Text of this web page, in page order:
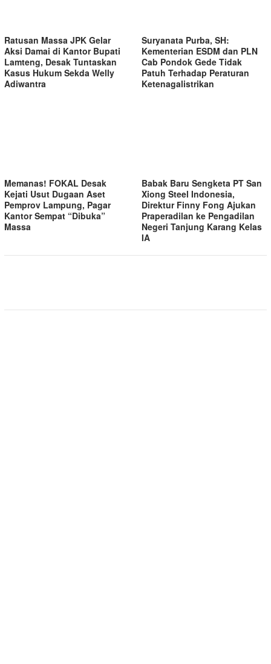
Ratusan Massa JPK Gelar
Aksi Damai di Kantor Bupati
Lamteng, Desak Tuntaskan
Kasus Hukum Sekda Welly
Adiwantra
Suryanata Purba, SH:
Kementerian ESDM dan PLN
Cab Pondok Gede Tidak
Patuh Terhadap Peraturan
Ketenagalistrikan
Memanas! FOKAL Desak
Kejati Usut Dugaan Aset
Pemprov Lampung, Pagar
Kantor Sempat “Dibuka”
Massa
Babak Baru Sengketa PT San
Xiong Steel Indonesia,
Direktur Finny Fong Ajukan
Praperadilan ke Pengadilan
Negeri Tanjung Karang Kelas
IA